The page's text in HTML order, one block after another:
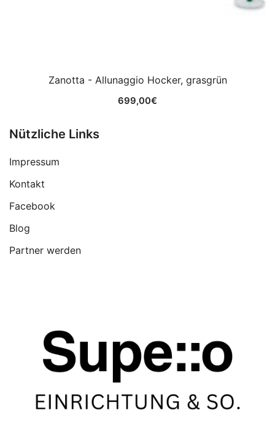
Zanotta - Allunaggio Hocker, grasgrün
699,00€
Nützliche Links
Impressum
Kontakt
Facebook
Blog
Partner werden